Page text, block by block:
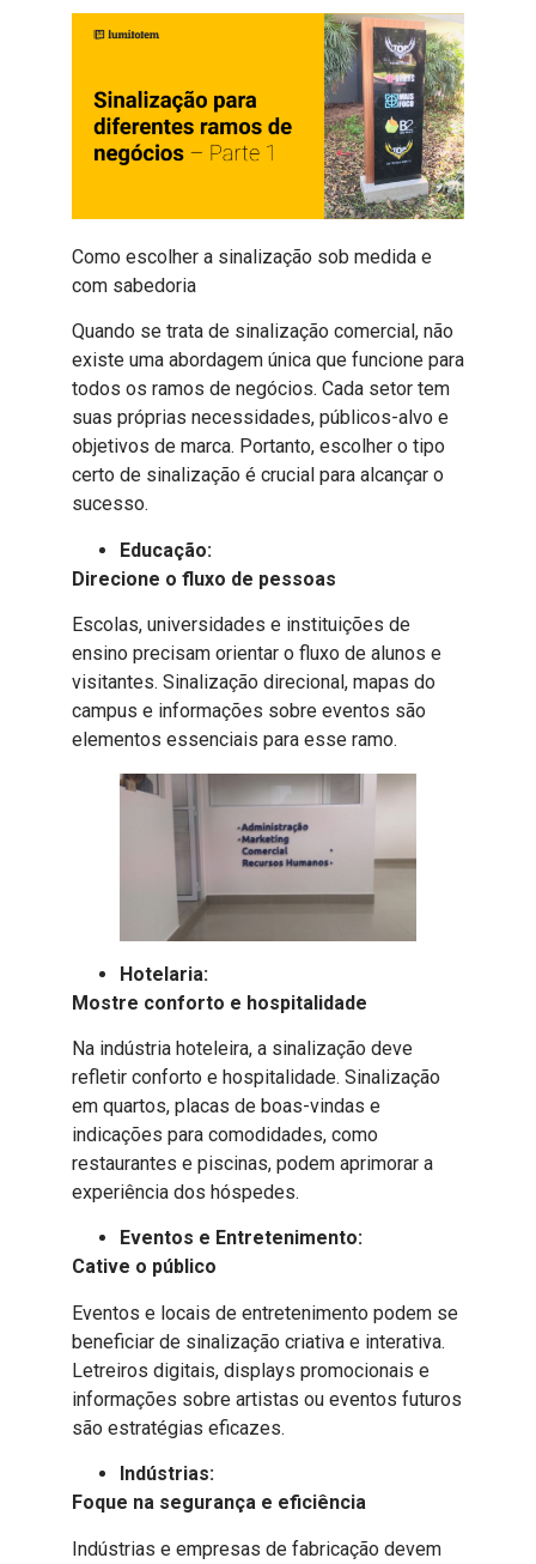
Como escolher a sinalização sob medida e
com sabedoria
Quando se trata de sinalização comercial, não
existe uma abordagem única que funcione para
todos os ramos de negócios. Cada setor tem
suas próprias necessidades, públicos-alvo e
objetivos de marca. Portanto, escolher o tipo
certo de sinalização é crucial para alcançar o
sucesso.
Educação:
Direcione o fluxo de pessoas
Escolas, universidades e instituições de
ensino precisam orientar o fluxo de alunos e
visitantes. Sinalização direcional, mapas do
campus e informações sobre eventos são
elementos essenciais para esse ramo.
Hotelaria:
Mostre conforto e hospitalidade
Na indústria hoteleira, a sinalização deve
refletir conforto e hospitalidade. Sinalização
em quartos, placas de boas-vindas e
indicações para comodidades, como
restaurantes e piscinas, podem aprimorar a
experiência dos hóspedes.
Eventos e Entretenimento:
Cative o público
Eventos e locais de entretenimento podem se
beneficiar de sinalização criativa e interativa.
Letreiros digitais, displays promocionais e
informações sobre artistas ou eventos futuros
são estratégias eficazes.
Indústrias:
Foque na segurança e eficiência
Indústrias e empresas de fabricação devem